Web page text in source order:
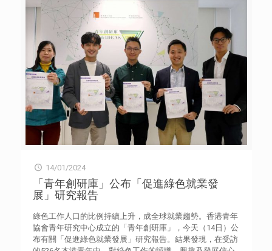
訓，提升網絡安全意識。 青協「全健空間」於2021年推出
為期三年的「Project MAIL媒體及人工智能素養拓展計
劃」，已為35間中學提供相關課程，旨在協助中學生建立媒
體素養的知識、技能及價值觀，應對AI普及的網絡世界，並
支援學校推行持續教學。該計劃亦推出「Project MAIL教材
套」，當中包括最新的課程教案、電子教材和個案實例等，
教師可按需要將教材融入學校課程，以校本模式推行素養教
育；並與浸大團隊共同研發「MAIL素養能力自我評估工
具」，透過16條問題，學生、家長及教師可初步了解及評估
自身的媒體素養水平，從而針對性地加強個別需要。
青協將於今年推出全新「Project Next 新興科技素養
及價值教育計劃」，繼續支援學校教師及學生在新興科技素
養教育的需要，內容涵蓋AI、大數據、元宇宙及區塊鏈四大
道德的科技使用者。詳情可瀏覽網站medialiteracy.hk。 附
件：「媒體及人工智能素養」研究部分結果 傳媒查詢︰
香港青年協會高級傳訊經理何詠筠女士 電話︰3755 7044 香
港青年協會傳訊幹事劉嘉裕女士電話︰3755 7010
transformation of the Youth S.P.O.T. He sees this
transformation as a way to […]
14/01/2024
「青年創研庫」公布「促進綠色就業發
展」研究報告
綠色工作人口的比例持續上升，成全球就業趨勢。香港青年
協會青年研究中心成立的「青年創研庫」，今天（14日）公
布有關「促進綠色就業發展」研究報告。結果發現，在受訪